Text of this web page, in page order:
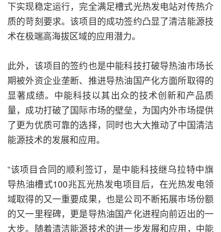
下实现稳定运行，完全满足槽式光热发电站对传热介
质的苛刻要求。该项目的成功签约凸显了清洁能源技
术在极端高海拔区域的应用潜力。
此外，该项目的签约也是中能科技打破导热油市场长
期被外资企业垄断、推进导热油国产化方面所取得的
显著成绩。中能科技以其出众的技术创新和产品质
量，成功打破了国际市场的壁垒，为国内外市场提供
了更为优质可靠的选择，同时也大大推动了中国清洁
能源技术的发展和应用。
“该项目合同的顺利签订，是中能科技继乌拉特中旗
导热油槽式100兆瓦光热发电项目后，在光热发电领
域取得的又一重要成果，也是公司不断拓展市场份额
的又一里程碑，更是导热油国产化进程向前迈出的一
大步。随着清洁能源技术的进一步发展和应用，中能